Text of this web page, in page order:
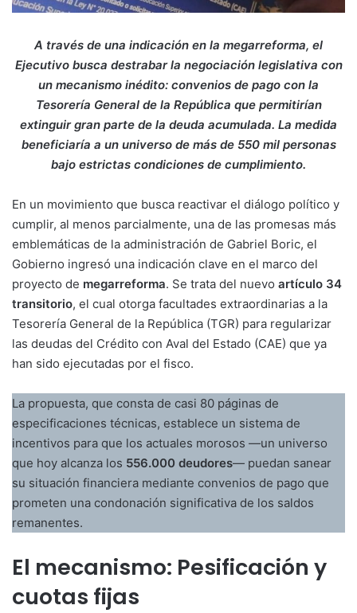
A través de una indicación en la megarreforma, el
Ejecutivo busca destrabar la negociación legislativa con
un mecanismo inédito: convenios de pago con la
Tesorería General de la República que permitirían
extinguir gran parte de la deuda acumulada. La medida
beneficiaría a un universo de más de 550 mil personas
bajo estrictas condiciones de cumplimiento.
En un movimiento que busca reactivar el diálogo político y
cumplir, al menos parcialmente, una de las promesas más
emblemáticas de la administración de Gabriel Boric, el
Gobierno ingresó una indicación clave en el marco del
proyecto de megarreforma. Se trata del nuevo artículo 34
transitorio, el cual otorga facultades extraordinarias a la
Tesorería General de la República (TGR) para regularizar
las deudas del Crédito con Aval del Estado (CAE) que ya
han sido ejecutadas por el fisco.
La propuesta, que consta de casi 80 páginas de
especificaciones técnicas, establece un sistema de
incentivos para que los actuales morosos —un universo
que hoy alcanza los 556.000 deudores— puedan sanear
su situación financiera mediante convenios de pago que
prometen una condonación significativa de los saldos
remanentes.
El mecanismo: Pesificación y
cuotas fijas